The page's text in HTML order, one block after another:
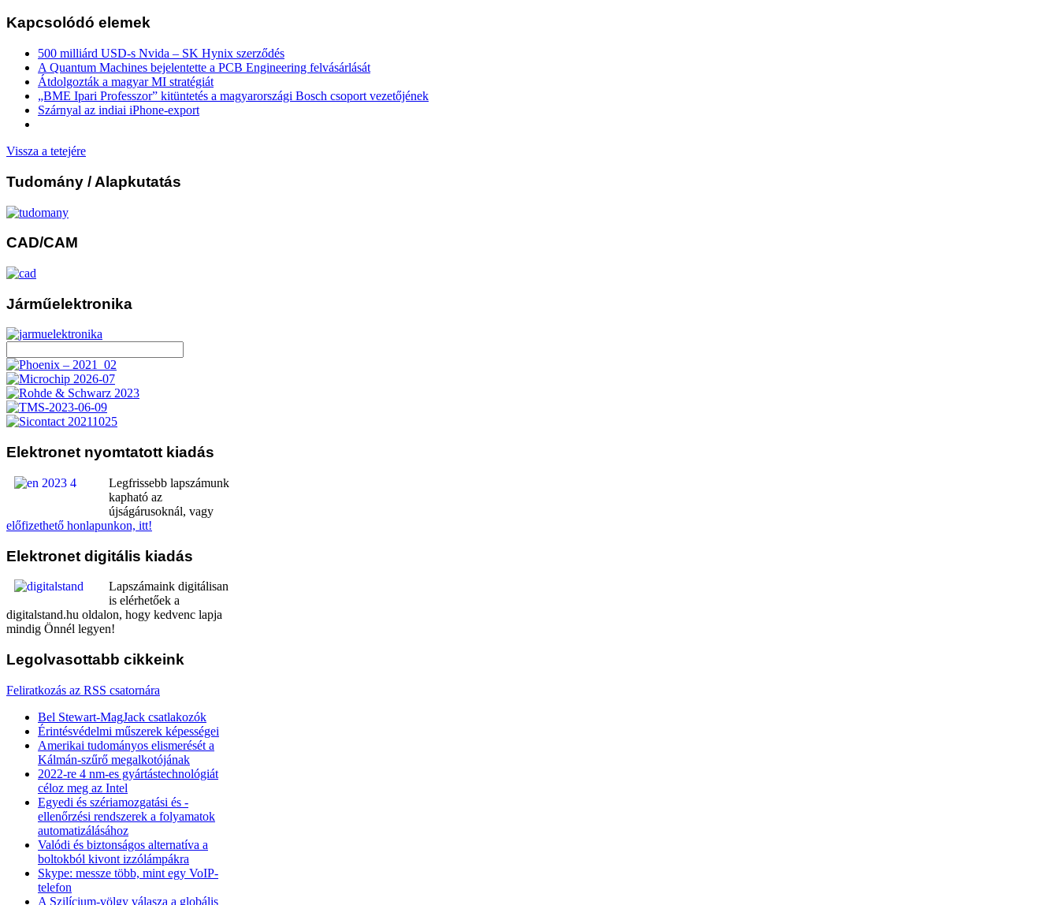
Kapcsolódó elemek
500 milliárd USD-s Nvida – SK Hynix szerződés
A Quantum Machines bejelentette a PCB Engineering felvásárlását
Átdolgozták a magyar MI stratégiát
„BME Ipari Professzor” kitüntetés a magyarországi Bosch csoport vezetőjének
Szárnyal az indiai iPhone-export
Vissza a tetejére
Tudomány / Alapkutatás
CAD/CAM
Járműelektronika
Elektronet nyomtatott kiadás
Legfrissebb lapszámunk
kapható az
újságárusoknál, vagy
előfizethető honlapunkon, itt!
Elektronet digitális kiadás
Lapszámaink digitálisan
is elérhetőek a
digitalstand.hu oldalon, hogy kedvenc lapja
mindig Önnél legyen!
Legolvasottabb cikkeink
Feliratkozás az RSS csatornára
Bel Stewart-MagJack csatlakozók
Érintésvédelmi műszerek képességei
Amerikai tudományos elismerését a
Kálmán-szűrő megalkotójának
2022-re 4 nm-es gyártástechnológiát
céloz meg az Intel
Egyedi és szériamozgatási és -
ellenőrzési rendszerek a folyamatok
automatizálásához
Valódi és biztonságos alternatíva a
boltokból kivont izzólámpákra
Skype: messze több, mint egy VoIP-
telefon
A Szilícium-völgy válasza a globális